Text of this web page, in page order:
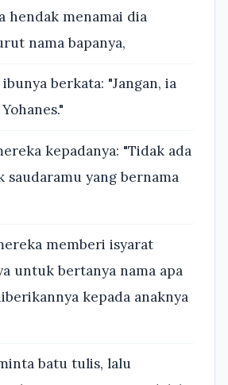
hendak menamai dia
nama bapanya,
berkata: "Jangan, ia
kepadanya: "Tidak ada
saudaramu yang bernama
memberi isyarat
untuk bertanya nama apa
kepada anaknya
batu tulis, lalu